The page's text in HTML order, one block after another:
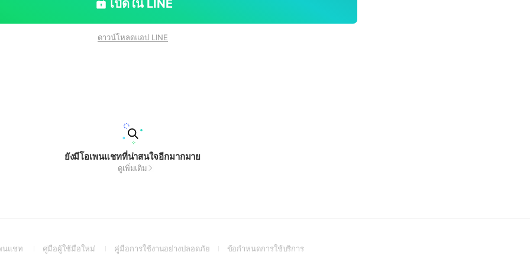
เปิดใน LINE
ดาวน์โหลดแอป LINE
ยังมีโอเพนแชทที่น่าสนใจอีกมากมาย
ดูเพิ่มเติม
นแชท
(Openคู่มือผู้ใช้มือใหม่
(Openคู่มือการใช้งานอย่างปลอดภัย(Openข้อกำหนดการใช้บริการ(Open